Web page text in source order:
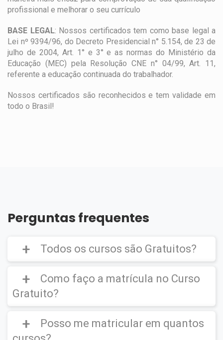
profissional e melhorar o seu currículo
BASE LEGAL: Nossos certificados tem como base legal a
Lei nº 9394/96, do Decreto Presidencial n° 5.154, de 23 de
julho de 2004, Art. 1° e 3° e as normas do Ministério da
Educação (MEC) pela Resolução CNE n° 04/99, Art. 11,
referente a educação continuada do trabalhador.
Nossos certificados são reconhecidos e tem validade em
todo o Brasil!
Perguntas frequentes
Todos os cursos são Gratuitos?
Curso Gratuito,porém caso deseje emitir o
Certificado Digital é cobrado uma taxa de
Como faço a matrícula no Curso
Gratuito?
CLIQUE AQUI para ver um vídeo de como
efetuar a matrícula em um
Posso me matricular em quantos